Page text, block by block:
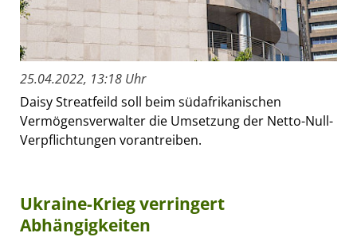
25.04.2022, 13:18 Uhr
Daisy Streatfeild soll beim südafrikanischen
Vermögensverwalter die Umsetzung der Netto-Null-
Verpflichtungen vorantreiben.
Ukraine-Krieg verringert
Abhängigkeiten